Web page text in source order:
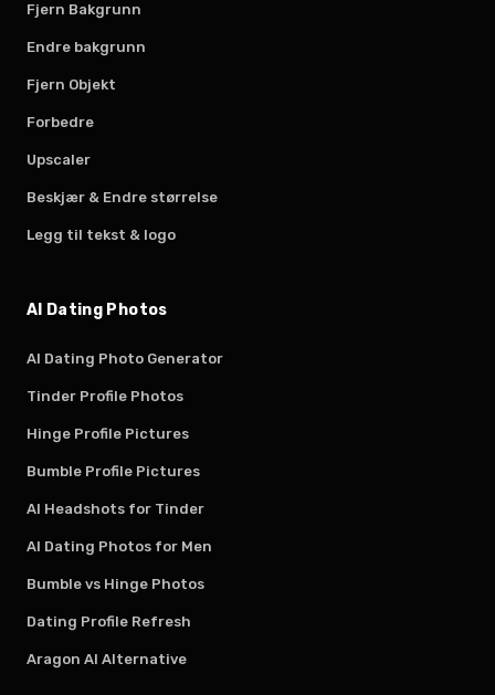
Fjern Bakgrunn
Endre bakgrunn
Fjern Objekt
Forbedre
Upscaler
Beskjær & Endre størrelse
Legg til tekst & logo
AI Dating Photos
AI Dating Photo Generator
Tinder Profile Photos
Hinge Profile Pictures
Bumble Profile Pictures
AI Headshots for Tinder
AI Dating Photos for Men
Bumble vs Hinge Photos
Dating Profile Refresh
Aragon AI Alternative